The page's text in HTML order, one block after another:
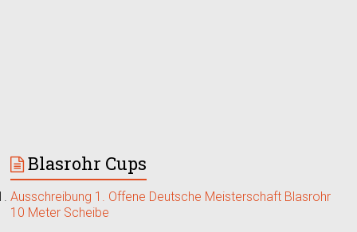
Blasrohr Cups
Ausschreibung 1. Offene Deutsche Meisterschaft Blasrohr
10 Meter Scheibe